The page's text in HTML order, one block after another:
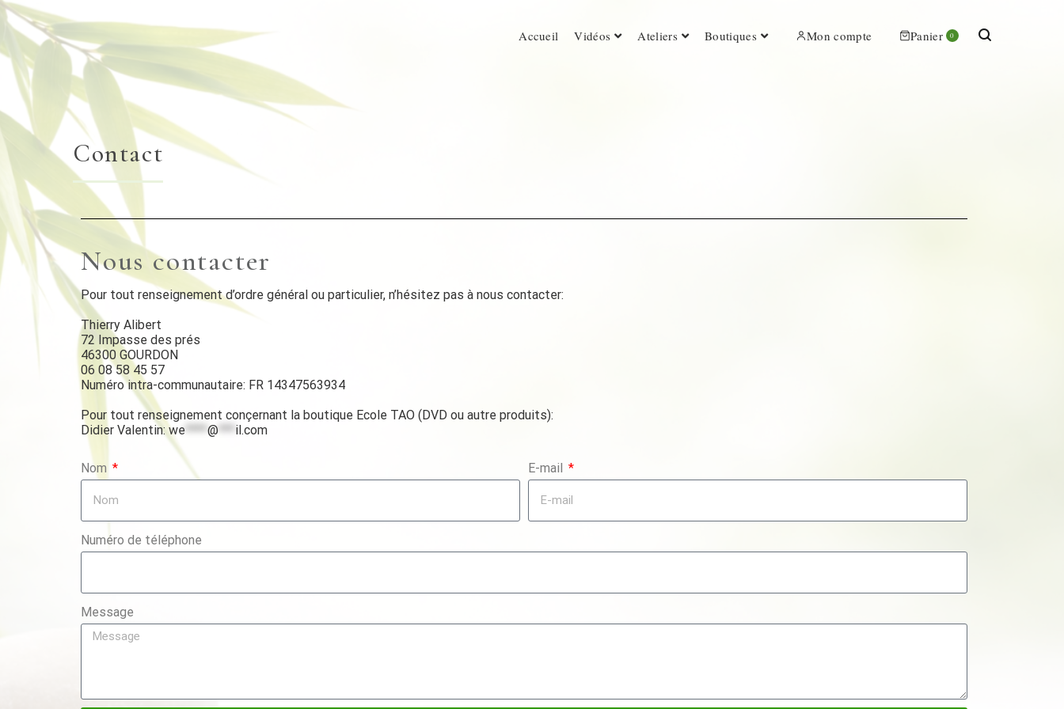
Accueil Vidéos Ateliers Boutiques Mon compte Panier 0
Contact
Nous contacter
Pour tout renseignement d’ordre général ou particulier, n’hésitez pas à nous contacter:
Thierry Alibert
72 Impasse des prés
46300 GOURDON
06 08 58 45 57
Numéro intra-communautaire: FR 14347563934
Pour tout renseignement conçernant la boutique Ecole TAO (DVD ou autre produits):
Didier Valentin: we****@*** il.com
Nom E-mail
Numéro de téléphone
Message